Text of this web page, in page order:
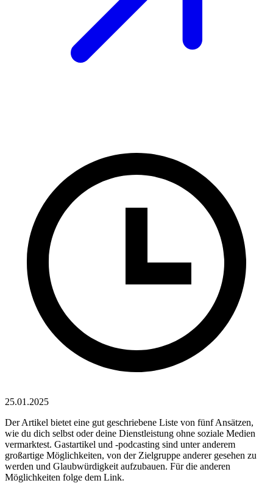
25.01.2025
Der Artikel bietet eine gut geschriebene Liste von fünf Ansätzen,
wie du dich selbst oder deine Dienstleistung ohne soziale Medien
vermarktest. Gastartikel und -podcasting sind unter anderem
großartige Möglichkeiten, von der Zielgruppe anderer gesehen zu
werden und Glaubwürdigkeit aufzubauen. Für die anderen
Möglichkeiten folge dem Link.